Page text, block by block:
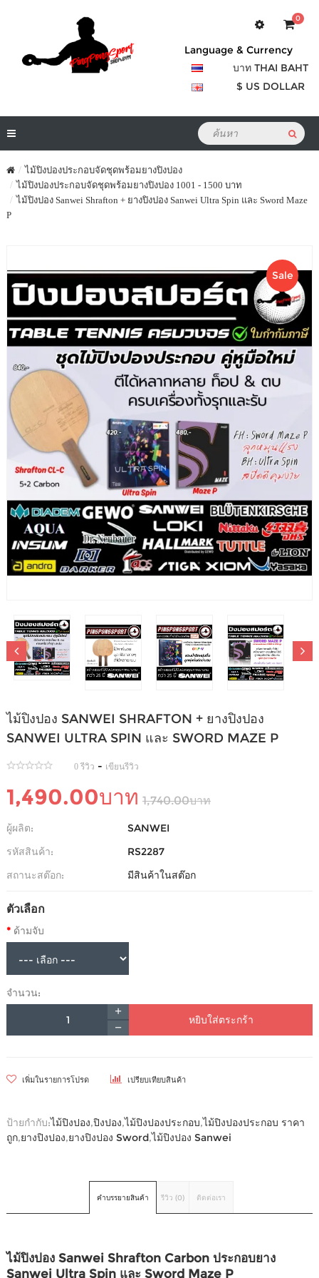
0
Language & Currency
บาท THAI BAHT
$ US DOLLAR
ไม้ปิงปองประกอบจัดชุดพร้อมยางปิงปอง
ไม้ปิงปองประกอบจัดชุดพร้อมยางปิงปอง 1001 - 1500 บาท
ไม้ปิงปอง Sanwei Shrafton + ยางปิงปอง Sanwei Ultra Spin และ Sword Maze
P
Sale
ไม้ปิงปอง SANWEI SHRAFTON + ยางปิงปอง
SANWEI ULTRA SPIN และ SWORD MAZE P
0 รีวิว - เขียนรีวิว
1,490.00บาท 1,740.00บาท
ผู้ผลิต:
SANWEI
รหัสสินค้า:
RS2287
สถานะสต๊อก:
มีสินค้าในสต๊อก
ตัวเลือก
ด้ามจับ
จำนวน:
หยิบใส่ตระกร้า
เพิ่มในรายการโปรด เปรียบเทียบสินค้า
ป้ายกำกับ:ไม้ปิงปอง,ปิงปอง,ไม้ปิงปองประกอบ,ไม้ปิงปองประกอบ ราคา
ถูก,ยางปิงปอง,ยางปิงปอง Sword,ไม้ปิงปอง Sanwei
คำบรรยายสินค้า รีวิว (0) ติดต่อเรา
ไม้ปิงปอง Sanwei Shrafton Carbon ประกอบยาง
Sanwei Ultra Spin และ Sword Maze P